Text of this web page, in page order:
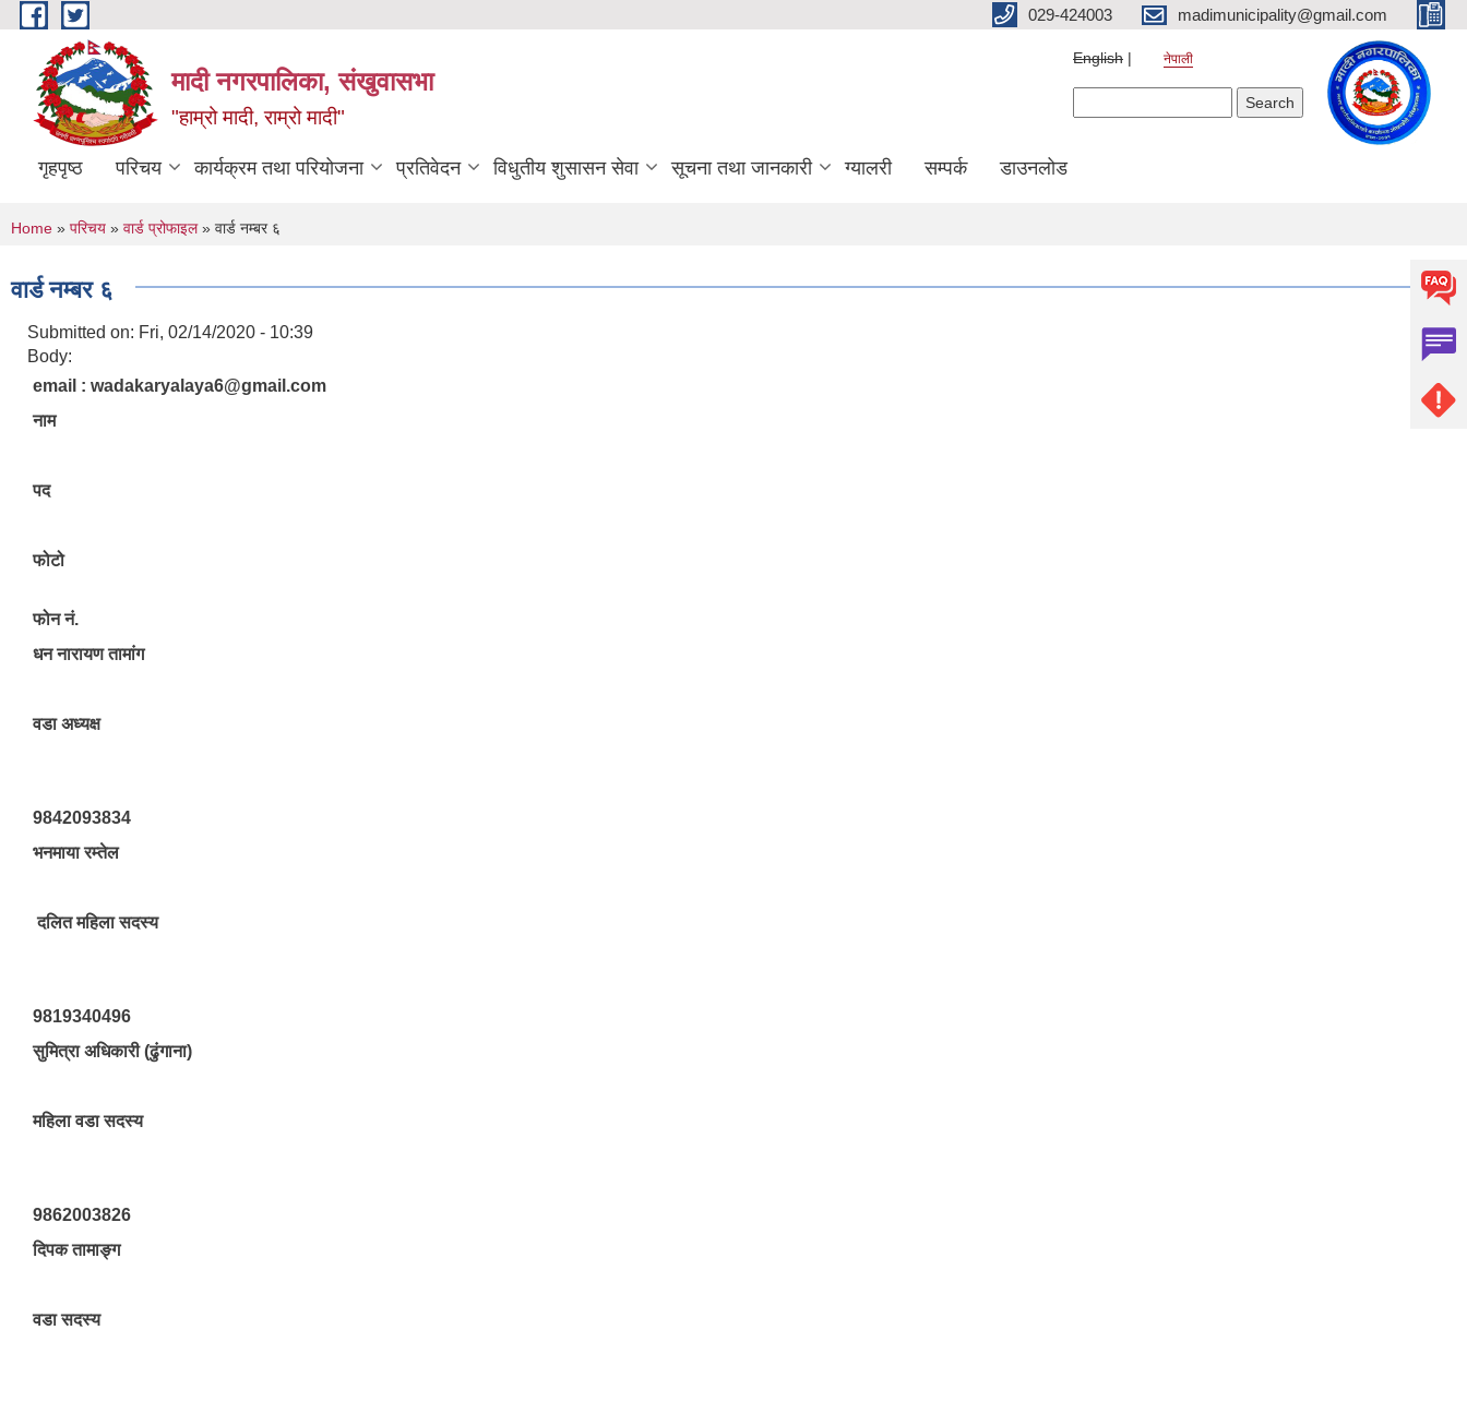
Skip to main content 029-424003 madimunicipality@gmail.com
मादी नगरपालिका, संखुवासभा
"हाम्रो मादी, राम्रो मादी"
English नेपाली
गृहपृष्ठ परिचय कार्यक्रम तथा परियोजना प्रतिवेदन विधुतीय शुसासन सेवा सूचना तथा जानकारी ग्यालरी सम्पर्क डाउनलोड
You are here
Home » परिचय » वार्ड प्रोफाइल» वार्ड नम्बर ६
वार्ड नम्बर ६
Submitted on: Fri, 02/14/2020 - 10:39
Body:
email : wadakaryalaya6@gmail.com
नाम
पद
फोटो
फोन नं.
धन नारायण तामांग
वडा अध्यक्ष
9842093834
भनमाया रम्तेल
दलित महिला सदस्य
9819340496
सुमित्रा अधिकारी (ढुंगाना)
महिला वडा सदस्य
9862003826
दिपक तामाङ्ग
वडा सदस्य